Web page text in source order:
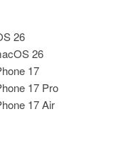
26
26
17
17 Pro
17 Air